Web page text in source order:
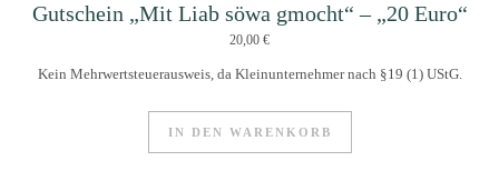
Gutschein „Mit Liab söwa gmocht“ – „20 Euro“
20,00 €
Kein Mehrwertsteuerausweis, da Kleinunternehmer nach §19 (1) UStG.
IN DEN WARENKORB